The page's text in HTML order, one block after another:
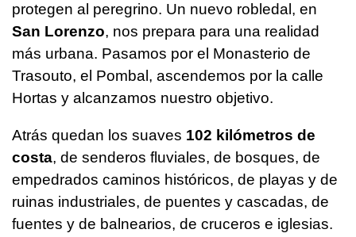
protegen al peregrino. Un nuevo robledal, en
San Lorenzo, nos prepara para una realidad
más urbana. Pasamos por el Monasterio de
Trasouto, el Pombal, ascendemos por la calle
Hortas y alcanzamos nuestro objetivo.
Atrás quedan los suaves 102 kilómetros de
costa, de senderos fluviales, de bosques, de
empedrados caminos históricos, de playas y de
ruinas industriales, de puentes y cascadas, de
fuentes y de balnearios, de cruceros e iglesias.